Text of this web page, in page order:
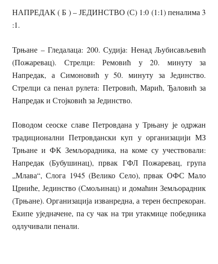
НАПРЕДАК ( Б ) – ЈЕДИНСТВО (С) 1:0 (1:1) пеналима 3
:1.
Трњане – Гледалаца: 200. Судија: Ненад Љубисављевић
(Пожаревац). Стрелци: Ремовић у 20. минуту за
Напредак, а Симоновић у 50. минуту за Јединство.
Стрелци са пенал рулета: Петровић, Марић, Ђаловић за
Напредак и Стојковић за Јединство.
Поводом сеоске славе Петровдана у Трњану је одржан
традиционални Петровдански куп у организацији МЗ
Трњане и ФК Земљорадника, на коме су учествовали:
Напредак (Бубушинац), првак ГФЛ Пожаревац, група
„Млава“, Слога 1945 (Велико Село), првак ОФС Мало
Црниће, Јединство (Смољинац) и домаћин Земљорадник
(Трњане). Организација изванредна, а терен беспрекоран.
Екипе уједначене, па су чак на три утакмице победника
одлучивали пенали.